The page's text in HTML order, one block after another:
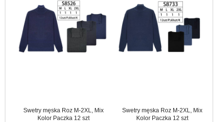
Swetry męska Roz M-2XL, Mix
Kolor Paczka 12 szt
Swetry męska Roz M-2XL, Mix
Kolor Paczka 12 szt